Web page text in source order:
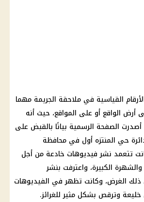
القياسية في ملاحقة الجريمة مهما
الواقع أو على المواقع، حيث أنه
أصدرت الصفحة الرسمية بيانًا بالقبض على
حي المنتزه أول في محافظة
تتعمد نشر فيديوهات خادعة من أجل
الكبيرة، واعترفت بنشر
ذلك الغرض، وكانت تظهر في الفيديوهات
وترقص بشكل مثير للغرائز.